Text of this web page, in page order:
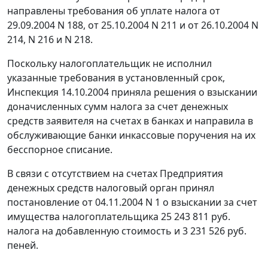
направлены требования об уплате налога от
29.09.2004 N 188, от 25.10.2004 N 211 и от 26.10.2004 N
214, N 216 и N 218.
Поскольку налогоплательщик не исполнил
указанные требования в установленный срок,
Инспекция 14.10.2004 приняла решения о взыскании
доначисленных сумм налога за счет денежных
средств заявителя на счетах в банках и направила в
обслуживающие банки инкассовые поручения на их
бесспорное списание.
В связи с отсутствием на счетах Предприятия
денежных средств налоговый орган принял
постановление от 04.11.2004 N 1 о взыскании за счет
имущества налогоплательщика 25 243 811 руб.
налога на добавленную стоимость и 3 231 526 руб.
пеней.